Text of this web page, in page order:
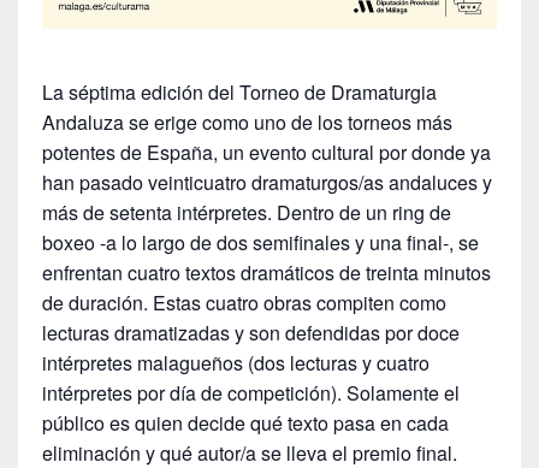
La séptima edición del Torneo de Dramaturgia
Andaluza se erige como uno de los torneos más
potentes de España, un evento cultural por donde ya
han pasado veinticuatro dramaturgos/as andaluces y
más de setenta intérpretes. Dentro de un ring de
boxeo -a lo largo de dos semifinales y una final-, se
enfrentan cuatro textos dramáticos de treinta minutos
de duración. Estas cuatro obras compiten como
lecturas dramatizadas y son defendidas por doce
intérpretes malagueños (dos lecturas y cuatro
intérpretes por día de competición). Solamente el
público es quien decide qué texto pasa en cada
eliminación y qué autor/a se lleva el premio final.